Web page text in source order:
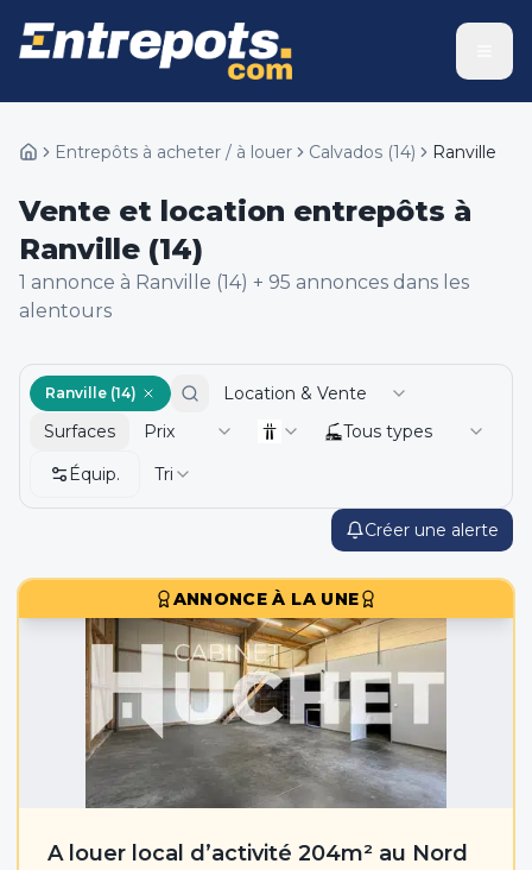
Entrepôts à acheter / à louer Calvados (14) Ranville
Vente et location entrepôts à
Ranville (14)
1 annonce à Ranville (14) + 95 annonces dans les
alentours
Créer une alerte
Ranville (14)
Location & Vente
Surfaces
Prix
Tous types
Équip.
Tri
ANNONCE À LA UNE
A louer local d’activité 204m² au Nord